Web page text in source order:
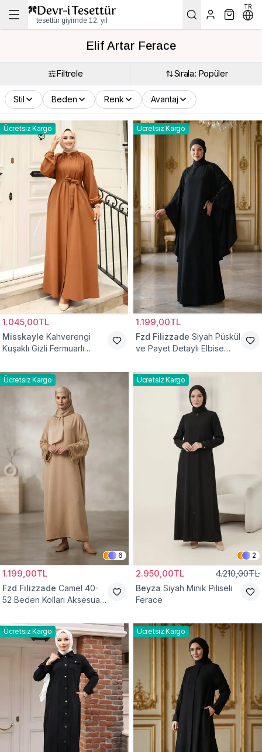
tesettür giyimde 12. yıl
TR
Elif Artar Ferace
Filtrele Sırala: Popüler
Stil Beden Renk Avantaj
Ücretsiz Kargo
1.045,00TL
Misskayle Kahverengi
Kuşaklı Gizli Fermuarlı
Ücretsiz Kargo
1.199,00TL
Fzd Filizzade Siyah Püskül
ve Payet Detaylı Elbise
Ücretsiz Kargo
6
1.199,00TL
Fzd Filizzade Camel 40-
52 Beden Kolları Aksesuar
Ücretsiz Kargo
2
2.950,00TL 4.210,00TL
Beyza Siyah Minik Piliseli
Ferace
Ücretsiz Kargo Ücretsiz Kargo